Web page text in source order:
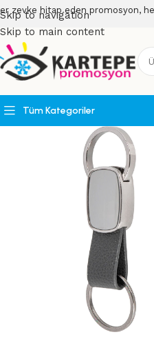
Skip to navigation
Skip to main content
zevke hitap eden promosyon,
Tüm Kategoriler
Powerbank Organizerler